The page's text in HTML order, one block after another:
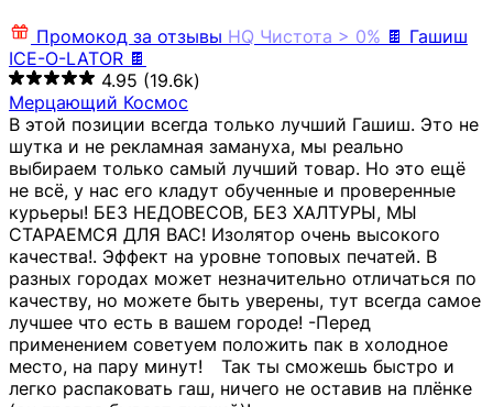
Промокод за отзывы HQ Чистота > 0% 🍫 Гашиш
ICE-O-LATOR 🍫
4.95 (19.6k)
Мерцающий Космос
В этой позиции всегда только лучший Гашиш. Это не
шутка и не рекламная замануха, мы реально
выбираем только самый лучший товар. Но это ещё
не всё, у нас его кладут обученные и проверенные
курьеры! БЕЗ НЕДОВЕСОВ, БЕЗ ХАЛТУРЫ, МЫ
СТАРАЕМСЯ ДЛЯ ВАС! Изолятор очень высокого
качества!. Эффект на уровне топовых печатей. В
разных городах может незначительно отличаться по
качеству, но можете быть уверены, тут всегда самое
лучшее что есть в вашем городе! -Перед
применением советуем положить пак в холодное
место, на пару минут!⠀ Так ты сможешь быстро и
легко распаковать гаш, ничего не оставив на плёнке